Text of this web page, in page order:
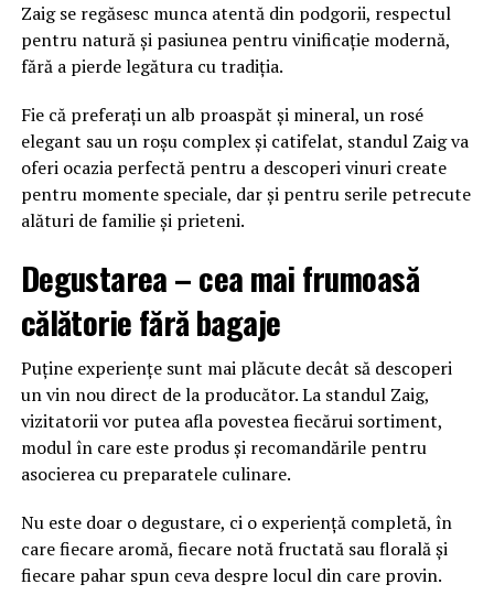
Zaig se regăsesc munca atentă din podgorii, respectul
pentru natură și pasiunea pentru vinificație modernă,
fără a pierde legătura cu tradiția.
Fie că preferați un alb proaspăt și mineral, un rosé
elegant sau un roșu complex și catifelat, standul Zaig va
oferi ocazia perfectă pentru a descoperi vinuri create
pentru momente speciale, dar și pentru serile petrecute
alături de familie și prieteni.
Degustarea – cea mai frumoasă
călătorie fără bagaje
Puține experiențe sunt mai plăcute decât să descoperi
un vin nou direct de la producător. La standul Zaig,
vizitatorii vor putea afla povestea fiecărui sortiment,
modul în care este produs și recomandările pentru
asocierea cu preparatele culinare.
Nu este doar o degustare, ci o experiență completă, în
care fiecare aromă, fiecare notă fructată sau florală și
fiecare pahar spun ceva despre locul din care provin.